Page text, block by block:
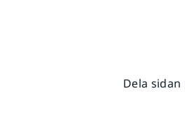
Dela sidan